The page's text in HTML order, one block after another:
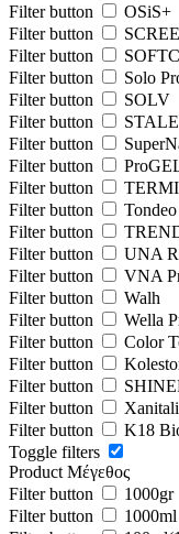
Filter button
OSiS+
Filter button
Filter button
Filter button
Solo
Filter button
SOLV
Filter button
Filter button
Filter button
Filter button
Filter button
Filter button
Filter button
UNA
Filter button
VNA
Filter button
Walh
Filter button
Wella
Filter button
Color
Filter button
Filter button
Filter button
Filter button
Κ18
Toggle filters
Product Μέγεθος
Filter button
1000gr
Filter button
1000ml